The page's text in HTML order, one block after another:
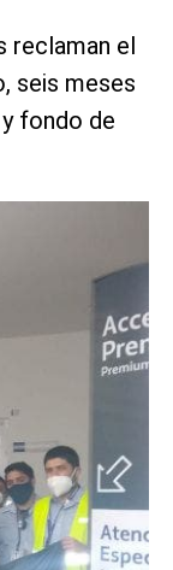
reclaman el
seis meses
fondo de